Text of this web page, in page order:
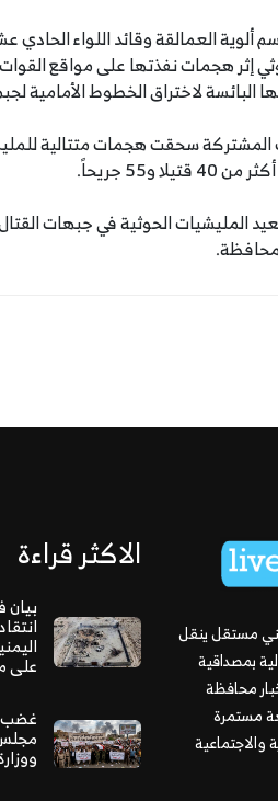
العمالقة وقائد اللواء
إثر هجمات نفذتها على مواقع
لاختراق الخطوط الأمامية لجبهات القتال
سحقت هجمات متتالية
و55 جريحاً.
المليشيات الحوثية في جبهات
مستقل ينقل
بمصداقية
محافظة
مستمرة
والاجتماعية
الاكثر قراءة
بيان
على
غضب